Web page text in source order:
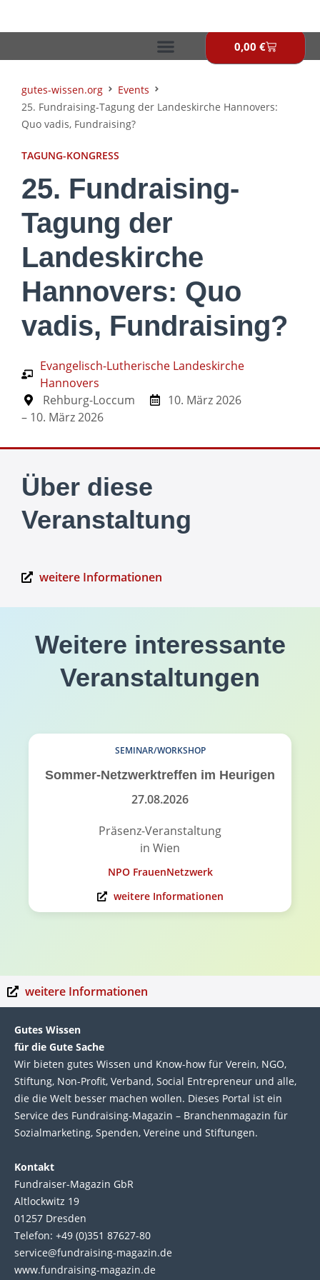
0,00 €
gutes-wissen.org
Events
25. Fundraising-Tagung der Landeskirche Hannovers:
Quo vadis, Fundraising?
TAGUNG-KONGRESS
25. Fundraising-
Tagung der
Landeskirche
Hannovers: Quo
vadis, Fundraising?
Evangelisch-Lutherische Landeskirche
Hannovers
Rehburg-Loccum
10. März 2026
– 10. März 2026
Über diese
Veranstaltung
weitere Informationen
Weitere interessante
Veranstaltungen
SEMINAR/WORKSHOP
Sommer-Netzwerktreffen im Heurigen
27.08.2026
Präsenz-Veranstaltung
in Wien
NPO FrauenNetzwerk
weitere Informationen
weitere Informationen
Gutes Wissen
für die Gute Sache
Wir bie­ten gutes Wis­sen und Know-how für Ver­ein, NGO,
Stif­tung, Non-Profit, Ver­band, Social Entre­pre­neur und alle,
die die Welt bes­ser machen wol­len. Die­ses Por­tal ist ein
Service des Fund­raising-Magazin – Bran­chen­magazin für
Sozial­marke­ting, Spen­den, Ver­eine und Stif­tun­gen.
Kontakt
Fundraiser-Magazin GbR
Altlockwitz 19
01257 Dresden
Telefon: +49 (0)351 87627-80
service@fundraising-magazin.de
www.fundraising-magazin.de